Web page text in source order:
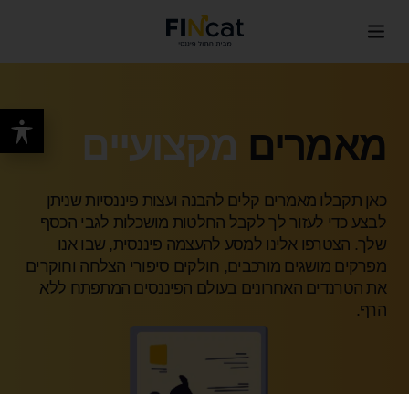
מאמרים מקצועיים
כאן תקבלו מאמרים קלים להבנה ועצות פיננסיות שניתן
לבצע כדי לעזור לך לקבל החלטות מושכלות לגבי הכסף
שלך. הצטרפו אלינו למסע להעצמה פיננסית, שבו אנו
מפרקים מושגים מורכבים, חולקים סיפורי הצלחה וחוקרים
את הטרנדים האחרונים בעולם הפיננסים המתפתח ללא
הרף.